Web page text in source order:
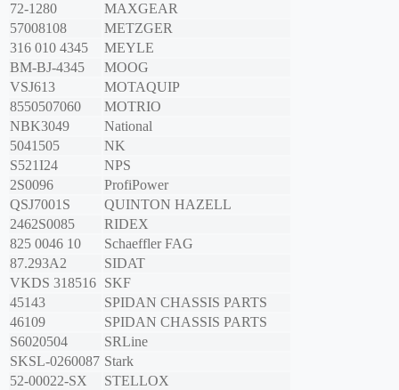
72-1280
MAXGEAR
57008108
METZGER
316 010 4345
MEYLE
BM-BJ-4345
MOOG
VSJ613
MOTAQUIP
8550507060
MOTRIO
NBK3049
National
5041505
NK
S521I24
NPS
2S0096
ProfiPower
QSJ7001S
QUINTON HAZELL
2462S0085
RIDEX
825 0046 10
Schaeffler FAG
87.293A2
SIDAT
VKDS 318516 SKF
45143
SPIDAN CHASSIS PARTS
46109
SPIDAN CHASSIS PARTS
S6020504
SRLine
SKSL-0260087 Stark
52-00022-SX
STELLOX